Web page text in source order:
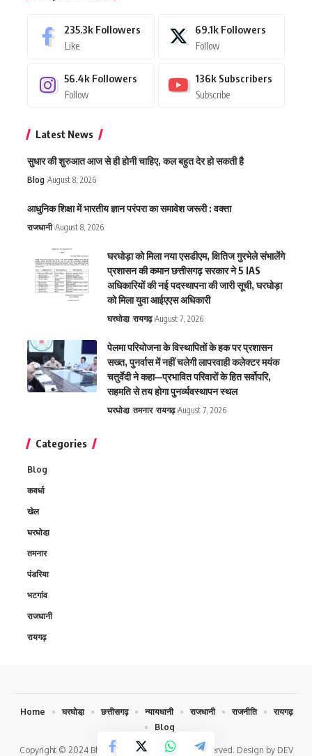
235.3k Followers
Like
69.1k Followers
Follow
56.4k Followers
Follow
136k Subscribers
Subscribe
Latest News
सुधार की शुरुआत आज से ही होनी चाहिए, कल बहुत देर हो सकती है
Blog August 8, 2026
आधुनिक शिक्षा में भारतीय ज्ञान परंपरा का समावेश जरूरी : वक्ता
राजधानी August 8, 2026
घरघोड़ा को मिला नया एसडीएम, क्षितिज गुरभेले संभालेंगे
प्रशासन की कमान छत्तीसगढ़ सरकार ने 5 IAS
अधिकारियों की नई पदस्थापना की जारी सूची, घरघोड़ा
को मिला युवा आईएएस अधिकारी
घरघोडा़ रायगढ़ August 7, 2026
पेलमा परियोजना के विस्थापितों के हक पर प्रशासन
सख्त, पुनर्वास में नहीं चलेगी लापरवाही कलेक्टर मयंक
चतुर्वेदी ने कहा—प्रभावित परिवारों के हित सर्वोपरि,
सहमति से तय होगा पुनर्व्यवस्थापन स्थल
घरघोडा़ तमनार रायगढ़ August 7, 2026
Categories
Blog
कवर्धा
खेल
घरघोडा़
तमनार
पंडरिया
भटगांव
राजधानी
रायगढ़
Copyright © 2024 Bhokochand.com. All Rights Reserved. Design by DEV
Home घरघोडा़ छत्तीसगढ़ न्यायधानी राजधानी राजनीति
रायगढ़
Blog